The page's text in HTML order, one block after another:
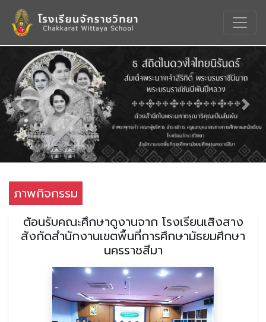
Previous Next
ภาพกิจกรรม
ต้อนรับคณะศึกษาดูงานจาก โรงเรียนเสิงสาง
สังกัดสำนักงานเขตพื้นที่การศึกษามัธยมศึกษา
นครราชสีมา